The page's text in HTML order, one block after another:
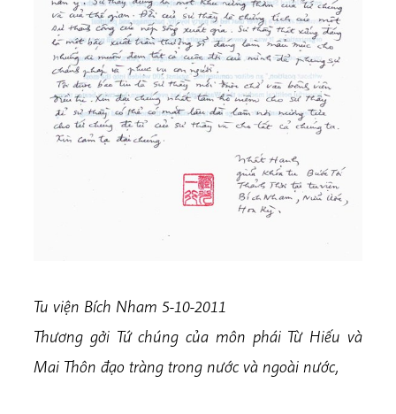
Tu viện Bích Nham 5-10-2011
Thương gởi Tứ chúng của môn phái Từ Hiếu và
Mai Thôn đạo tràng trong nước và ngoài nước,